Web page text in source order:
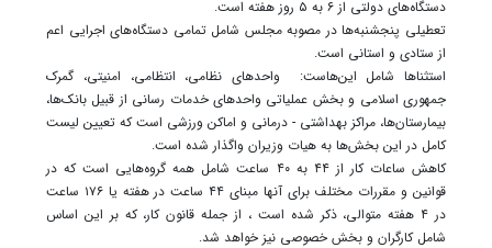
دستگاه‌های دولتی از ۶ به ۵ روز هفته است.
تعطیلی پنجشنبه‌ها در مصوبه مجلس شامل تمامی دستگاه‌های اجرایی اعم
از ستادی و استانی است.
استثناها شامل این‌هاست: واحدهای نظامی، انتظامی، امنیتی، گمرک
جمهوری اسلامی و بخش عملیاتی واحدهای خدمات رسانی از قبیل بانک‌ها،
بیمارستان‌ها، مراکز بهداشتی - درمانی و اماکن ورزشی است که تعیین لیست
کامل در این بخش‌ها به هیات وزیران واگذار شده است.
کاهش ساعات کار از ۴۴ به ۴۰ ساعت شامل همه گروه‌هایی است که در
قوانین و مقررات مختلف برای آنها مبنای ۴۴ ساعت در هفته یا ۱۷۶ ساعت
در ۴ هفته متوالی، ذکر شده است ، از جمله قانون کار، که بر این اساس
شامل کارگران و بخش خصوصی نیز خواهد شد.